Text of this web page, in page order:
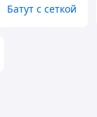
Батут с сеткой